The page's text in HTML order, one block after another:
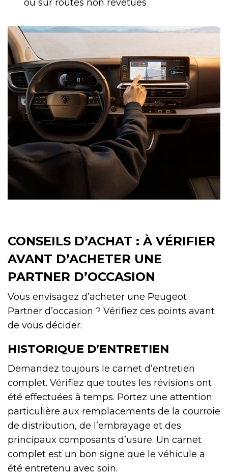
ou sur routes non revêtues
CONSEILS D’ACHAT : À VÉRIFIER
AVANT D’ACHETER UNE
PARTNER D’OCCASION
Vous envisagez d’acheter une Peugeot
Partner d’occasion ? Vérifiez ces points avant
de vous décider.
HISTORIQUE D’ENTRETIEN
Demandez toujours le carnet d’entretien
complet. Vérifiez que toutes les révisions ont
été effectuées à temps. Portez une attention
particulière aux remplacements de la courroie
de distribution, de l’embrayage et des
principaux composants d’usure. Un carnet
complet est un bon signe que le véhicule a
été entretenu avec soin.